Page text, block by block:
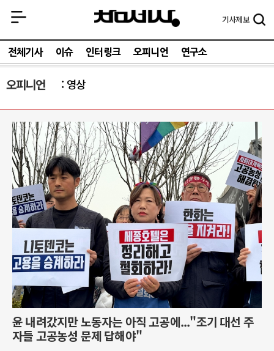
기사제보
전체기사 이슈 인터링크 오피니언 연구소
오피니언 영상
윤 내려갔지만 노동자는 아직 고공에..."조기 대선 주
자들 고공농성 문제 답해야"